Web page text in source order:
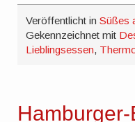
Veröffentlicht inSüßes
Gekennzeichnet mit
Lieblingsessen,